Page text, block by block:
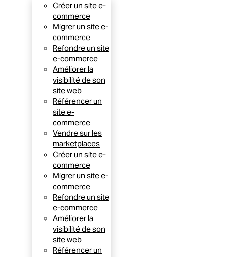
Créer un site e-
commerce
Migrer un site e-
commerce
Refondre un site
e-commerce
Améliorer la
visibilité de son
site web
Référencer un
site e-
commerce
Vendre sur les
marketplaces
Créer un site e-
commerce
Migrer un site e-
commerce
Refondre un site
e-commerce
Améliorer la
visibilité de son
site web
Référencer un